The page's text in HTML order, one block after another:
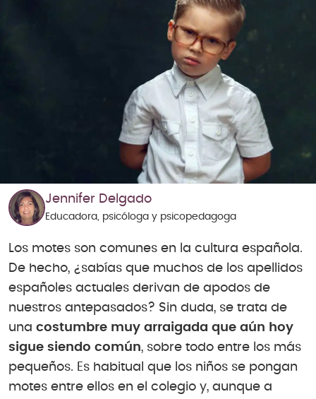
Jennifer Delgado
Educadora, psicóloga y psicopedagoga
Los motes son comunes en la cultura española.
De hecho, ¿sabías que muchos de los apellidos
españoles actuales derivan de apodos de
nuestros antepasados? Sin duda, se trata de
una costumbre muy arraigada que aún hoy
sigue siendo común, sobre todo entre los más
pequeños. Es habitual que los niños se pongan
motes entre ellos en el colegio y, aunque a